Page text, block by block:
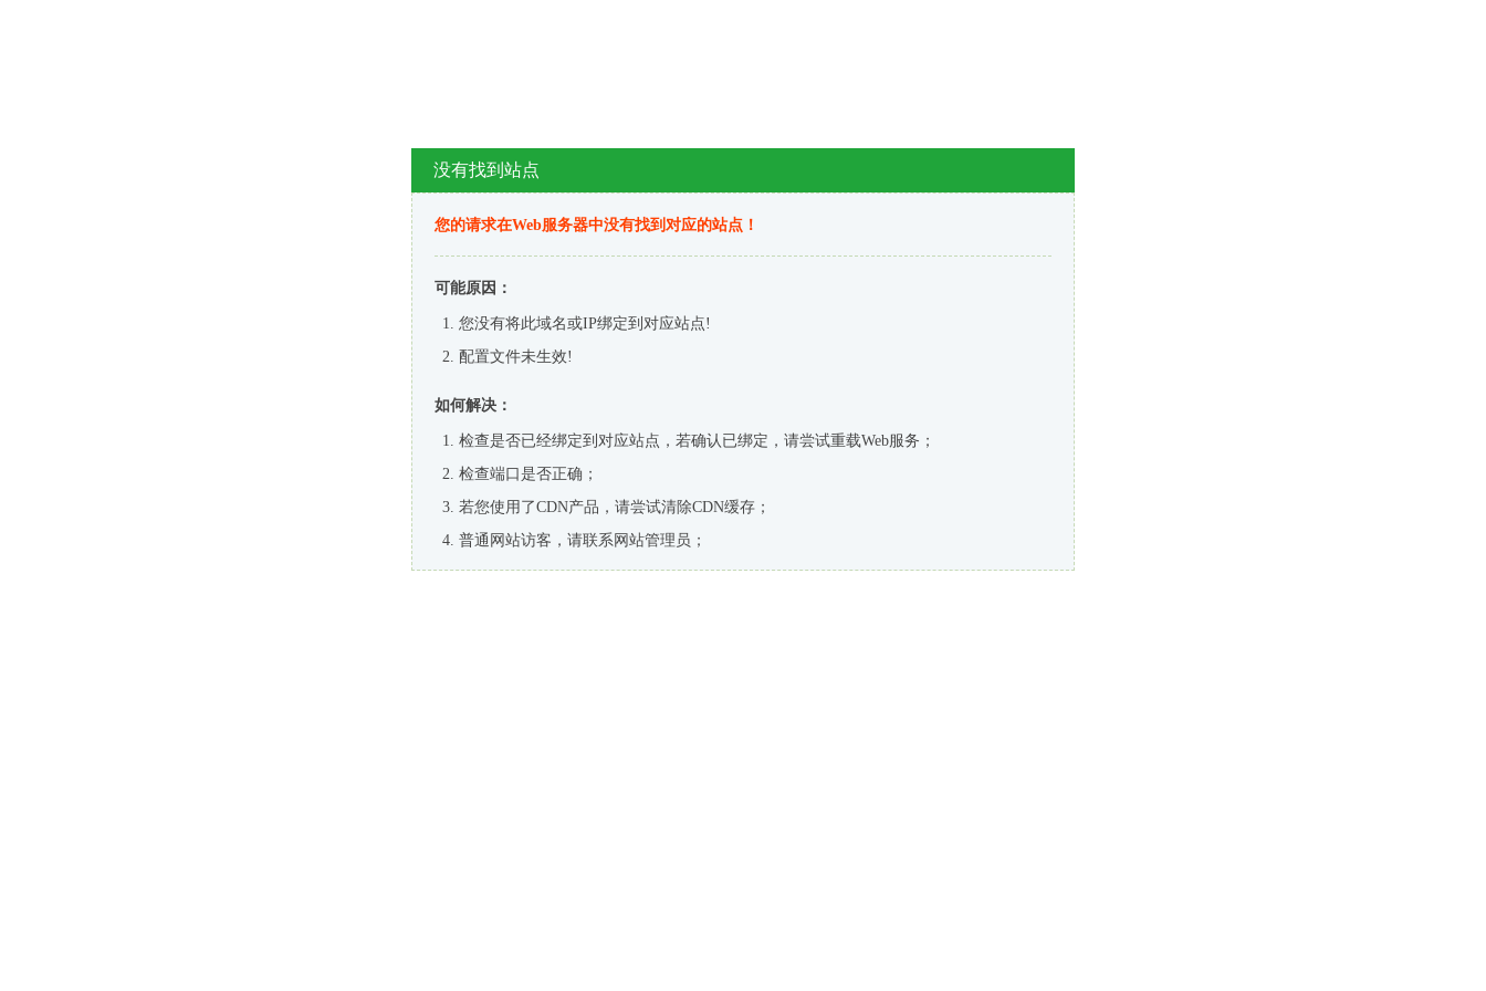
没有找到站点
您的请求在Web服务器中没有找到对应的站点！
可能原因：
您没有将此域名或IP绑定到对应站点!
配置文件未生效!
如何解决：
检查是否已经绑定到对应站点，若确认已绑定，请尝试重载Web服务；
检查端口是否正确；
若您使用了CDN产品，请尝试清除CDN缓存；
普通网站访客，请联系网站管理员；